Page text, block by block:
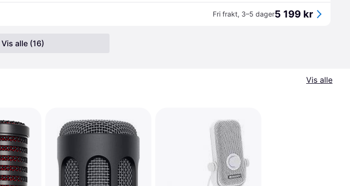
Fri frakt, 3–5 dager5 199 kr
Vis alle (16)
Vis alle